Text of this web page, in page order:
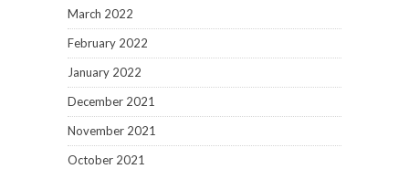
March 2022
February 2022
January 2022
December 2021
November 2021
October 2021